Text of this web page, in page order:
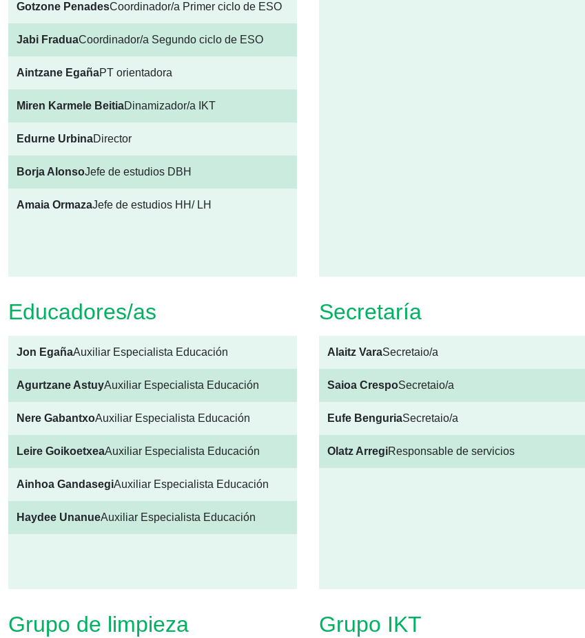
Gotzone PenadesCoordinador/a Primer ciclo de ESO
Jabi FraduaCoordinador/a Segundo ciclo de ESO
Aintzane EgañaPT orientadora
Miren Karmele BeitiaDinamizador/a IKT
Edurne UrbinaDirector
Borja AlonsoJefe de estudios DBH
Amaia OrmazaJefe de estudios HH/ LH
Educadores/as
Jon EgañaAuxiliar Especialista Educación
Agurtzane AstuyAuxiliar Especialista Educación
Nere GabantxoAuxiliar Especialista Educación
Leire GoikoetxeaAuxiliar Especialista Educación
Ainhoa GandasegiAuxiliar Especialista Educación
Haydee UnanueAuxiliar Especialista Educación
Secretaría
Alaitz VaraSecretaio/a
Saioa CrespoSecretaio/a
Eufe BenguriaSecretaio/a
Olatz ArregiResponsable de servicios
Grupo de limpieza Grupo IKT